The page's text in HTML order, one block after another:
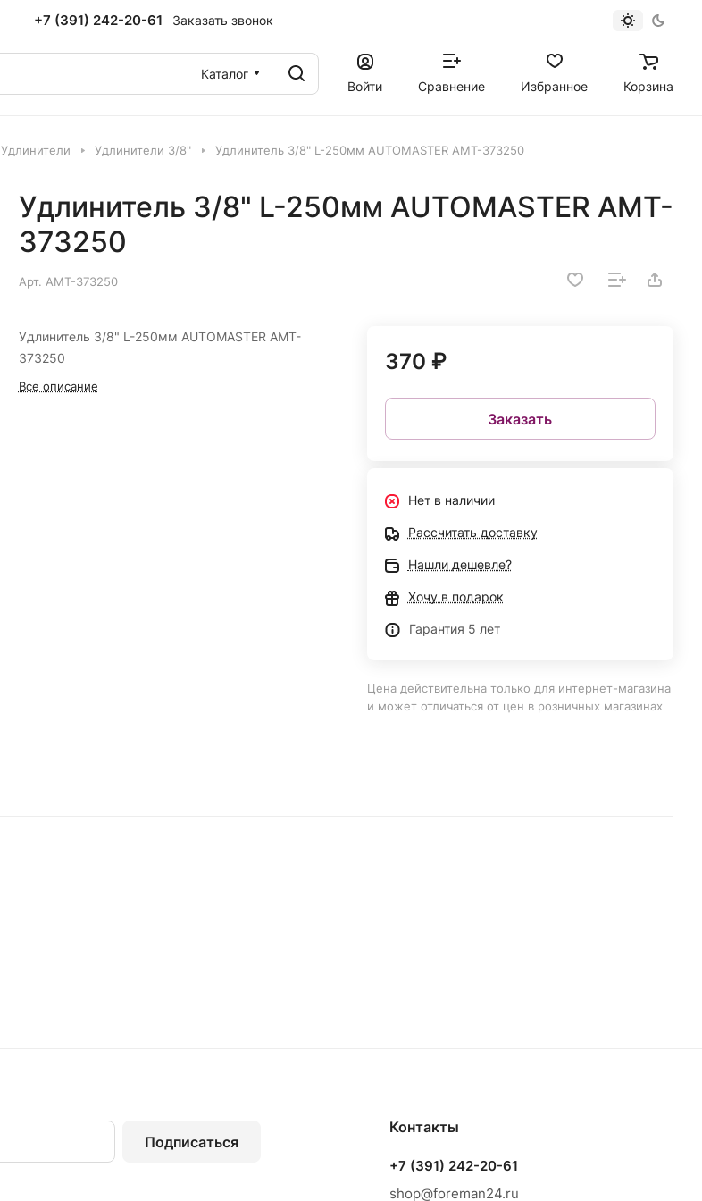
+7 (391) 242-20-61 Заказать звонок
Каталог
Войти
Сравнение Избранное Корзина
Удлинители Удлинители 3/8" Удлинитель 3/8" L-250мм AUTOMASTER AMT-373250
Удлинитель 3/8" L-250мм AUTOMASTER AMT-
373250
Арт. AMT-373250
Удлинитель 3/8" L-250мм AUTOMASTER AMT-
373250
Все описание
370 ₽
Заказать
Нет в наличии
Рассчитать доставку
Нашли дешевле?
Хочу в подарок
Гарантия 5 лет
Цена действительна только для интернет-магазина
и может отличаться от цен в розничных магазинах
Подписаться
Контакты
+7 (391) 242-20-61
shop@foreman24.ru